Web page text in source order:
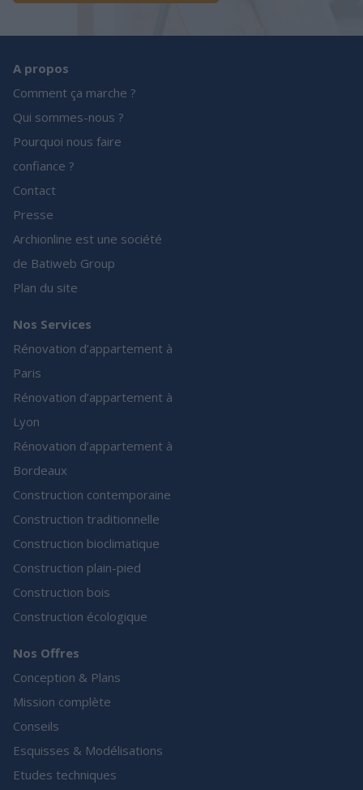
A propos
Comment ça marche ?
Qui sommes-nous ?
Pourquoi nous faire
confiance ?
Contact
Presse
Archionline est une société
de Batiweb Group
Plan du site
Nos Services
Rénovation d’appartement à
Paris
Rénovation d’appartement à
Lyon
Rénovation d’appartement à
Bordeaux
Construction contemporaine
Construction traditionnelle
Construction bioclimatique
Construction plain-pied
Construction bois
Construction écologique
Nos Offres
Conception & Plans
Mission complète
Conseils
Esquisses & Modélisations
Etudes techniques